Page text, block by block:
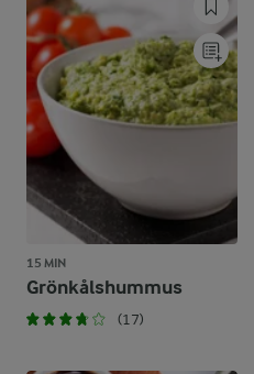
15 MIN
Grönkålshummus
(17)